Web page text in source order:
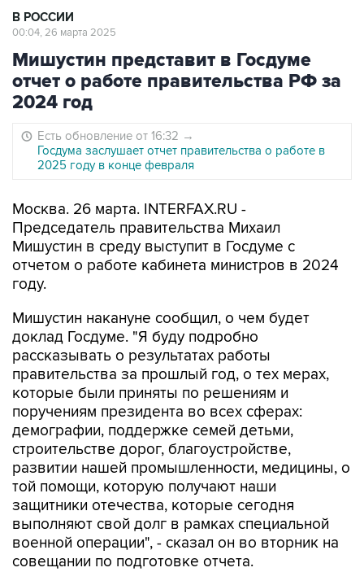
В РОССИИ
00:04, 26 марта 2025
Мишустин представит в Госдуме
отчет о работе правительства РФ за
2024 год
Есть обновление от 16:32 →
Госдума заслушает отчет правительства о работе в
2025 году в конце февраля
Москва. 26 марта. INTERFAX.RU -
Председатель правительства Михаил
Мишустин в среду выступит в Госдуме с
отчетом о работе кабинета министров в 2024
году.
Мишустин накануне сообщил, о чем будет
доклад Госдуме. "Я буду подробно
рассказывать о результатах работы
правительства за прошлый год, о тех мерах,
которые были приняты по решениям и
поручениям президента во всех сферах:
демографии, поддержке семей детьми,
строительстве дорог, благоустройстве,
развитии нашей промышленности, медицины, о
той помощи, которую получают наши
защитники отечества, которые сегодня
выполняют свой долг в рамках специальной
военной операции", - сказал он во вторник на
совещании по подготовке отчета.